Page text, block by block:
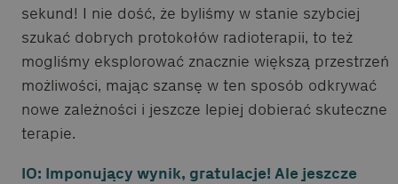
sekund! I nie dość, że byliśmy w stanie szybciej
szukać dobrych protokołów radioterapii, to też
mogliśmy eksplorować znacznie większą przestrzeń
możliwości, mając szansę w ten sposób odkrywać
nowe zależności i jeszcze lepiej dobierać skuteczne
terapie.
IO: Imponujący wynik, gratulacje! Ale jeszcze